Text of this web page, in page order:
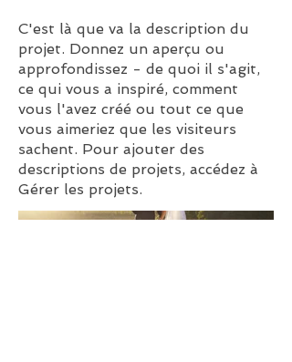
C'est là que va la description du
projet. Donnez un aperçu ou
approfondissez - de quoi il s'agit,
ce qui vous a inspiré, comment
vous l'avez créé ou tout ce que
vous aimeriez que les visiteurs
sachent. Pour ajouter des
descriptions de projets, accédez à
Gérer les projets.